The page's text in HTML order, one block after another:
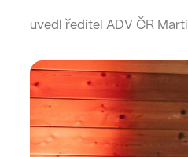
uvedl ředitel ADV ČR